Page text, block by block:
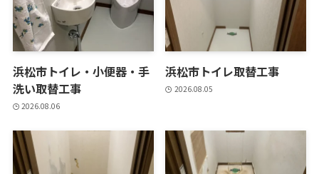
浜松市トイレ・小便器・手
洗い取替工事
2026.08.06
浜松市トイレ取替工事
2026.08.05